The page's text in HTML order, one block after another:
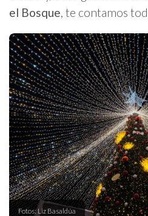
el Bosque, te contamos
Fotos: Liz Basaldúa